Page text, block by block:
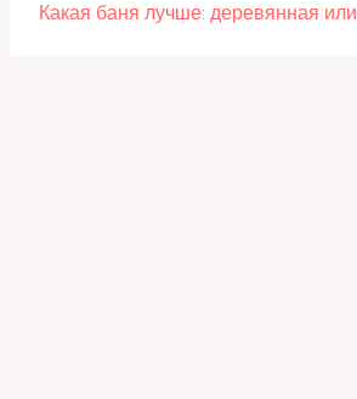
Какая баня лучше: деревянная